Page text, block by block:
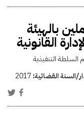
بالهيئة
القانونية
السلطة التنفيذية
السنة القضائية:2017